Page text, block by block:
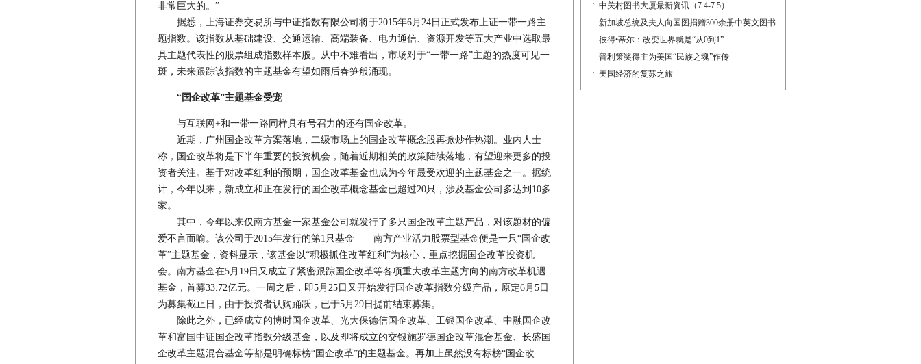
非常巨大的。”
据悉，上海证券交易所与中证指数有限公司将于2015年6月24日正式发布上证一带一路主
题指数。该指数从基础建设、交通运输、高端装备、电力通信、资源开发等五大产业中选取最
具主题代表性的股票组成指数样本股。从中不难看出，市场对于“一带一路”主题的热度可见一
斑，未来跟踪该指数的主题基金有望如雨后春笋般涌现。
“国企改革”主题基金受宠
与互联网+和一带一路同样具有号召力的还有国企改革。
近期，广州国企改革方案落地，二级市场上的国企改革概念股再掀炒作热潮。业内人士
称，国企改革将是下半年重要的投资机会，随着近期相关的政策陆续落地，有望迎来更多的投
资者关注。基于对改革红利的预期，国企改革基金也成为今年最受欢迎的主题基金之一。据统
计，今年以来，新成立和正在发行的国企改革概念基金已超过20只，涉及基金公司多达到10多
家。
其中，今年以来仅南方基金一家基金公司就发行了多只国企改革主题产品，对该题材的偏
爱不言而喻。该公司于2015年发行的第1只基金——南方产业活力股票型基金便是一只“国企改
革”主题基金，资料显示，该基金以“积极抓住改革红利”为核心，重点挖掘国企改革投资机
会。南方基金在5月19日又成立了紧密跟踪国企改革等各项重大改革主题方向的南方改革机遇
基金，首募33.72亿元。一周之后，即5月25日又开始发行国企改革指数分级产品，原定6月5日
为募集截止日，由于投资者认购踊跃，已于5月29日提前结束募集。
除此之外，已经成立的博时国企改革、光大保德信国企改革、工银国企改革、中融国企改
革和富国中证国企改革指数分级基金，以及即将成立的交银施罗德国企改革混合基金、长盛国
企改革主题混合基金等都是明确标榜“国企改革”的主题基金。再加上虽然没有标榜“国企改